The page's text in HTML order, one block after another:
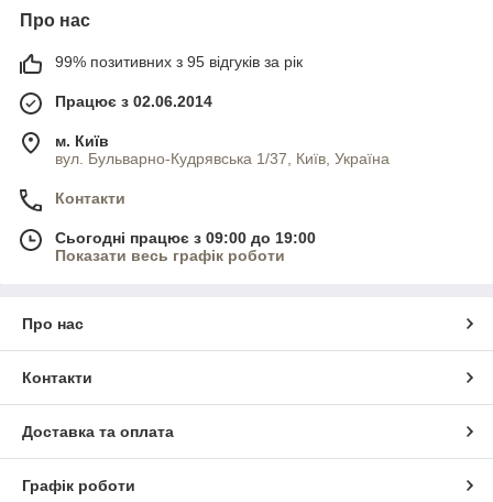
Про нас
99% позитивних з 95 відгуків за рік
Працює з 02.06.2014
м. Київ
вул. Бульварно-Кудрявська 1/37, Київ, Україна
Контакти
Сьогодні працює з 09:00 до 19:00
Показати весь графік роботи
Про нас
Контакти
Доставка та оплата
Графік роботи